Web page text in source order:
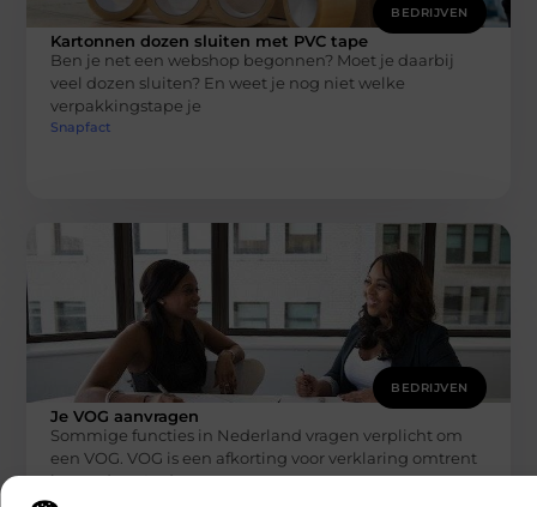
BEDRIJVEN
Kartonnen dozen sluiten met PVC tape
Ben je net een webshop begonnen? Moet je daarbij
veel dozen sluiten? En weet je nog niet welke
verpakkingstape je
Snapfact
BEDRIJVEN
Je VOG aanvragen
Sommige functies in Nederland vragen verplicht om
een VOG. VOG is een afkorting voor verklaring omtrent
het gedrag. In deze
Snapfact